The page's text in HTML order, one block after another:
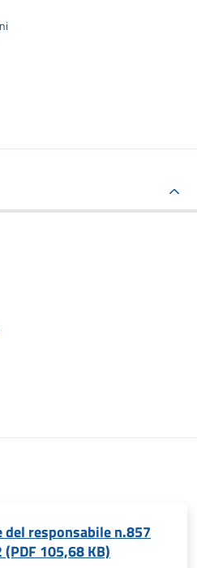
del responsabile n.857
105,68 KB)